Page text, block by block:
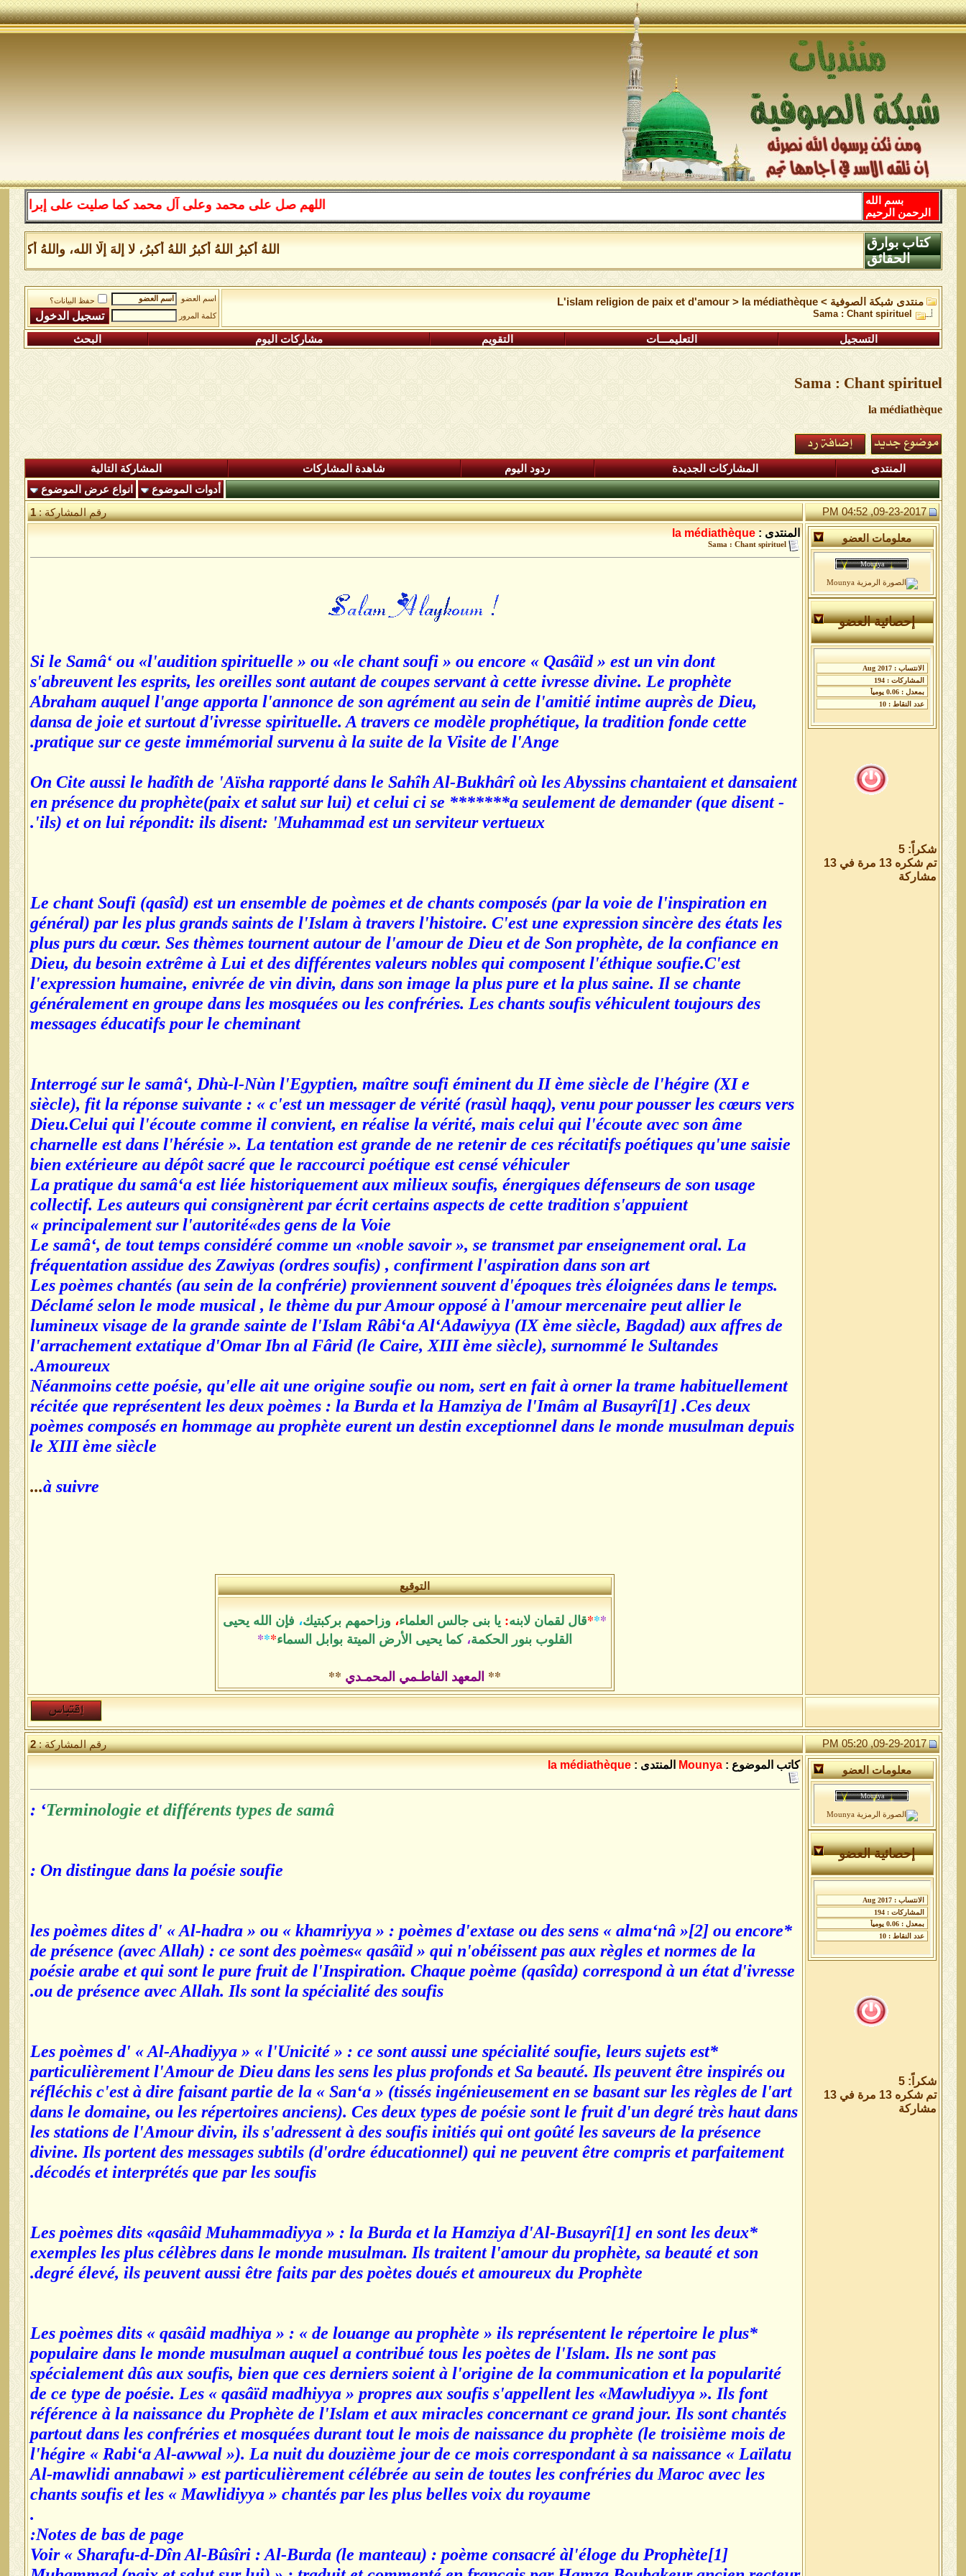
اللهم صل على محمد وعلى آل محمد كما صليت على إبراهيم وعلى آل
بسم الله
الرحمن الرحيم
اللهُ أكبرُ اللهُ أكبرُ اللهُ أكبرُ، لا إلهَ إلَّا الله، واللهُ أكبر
كتاب بوارق
الحقائق
منتدى شبكة الصوفية >
L'islam religion de paix et d'amour > la médiathèque
Sama : Chant spirituel
اسم العضو
حفظ البيانات؟
كلمة المرور
التسجيل التعليمـــات التقويم مشاركات اليوم البحث
Sama : Chant spirituel
la médiathèque
المنتدى المشاركات الجديدة ردود اليوم شاهدة المشاركات
المشاركة التالية
أدوات الموضوع
انواع عرض الموضوع
09-23-2017, 04:52 PM
رقم المشاركة :1
معلومات العضو
إحصائية العضو
شكراً: 5
تم شكره 13 مرة في 13
مشاركة
المنتدى : la médiathèque
Sama : Chant spirituel
Si le Samâ‘ ou «l'audition spirituelle » ou «le chant soufi » ou encore « Qasâïd » est un vin dont
s'abreuvent les esprits, les oreilles sont autant de coupes servant à cette ivresse divine. Le prophète
Abraham auquel l'ange apporta l'annonce de son agrément au sein de l'amitié intime auprès de Dieu,
dansa de joie et surtout d'ivresse spirituelle. A travers ce modèle prophétique, la tradition fonde cette
pratique sur ce geste immémorial survenu à la suite de la Visite de l'Ange.
On Cite aussi le hadîth de 'Aïsha rapporté dans le Sahîh Al-Bukhârî où les Abyssins chantaient et dansaient
en présence du prophète(paix et salut sur lui) et celui ci se *******a seulement de demander (que disent -
ils) et on lui répondit: ils disent: 'Muhammad est un serviteur vertueux'.
Le chant Soufi (qasîd) est un ensemble de poèmes et de chants composés (par la voie de l'inspiration en
général) par les plus grands saints de l'Islam à travers l'histoire. C'est une expression sincère des états les
plus purs du cœur. Ses thèmes tournent autour de l'amour de Dieu et de Son prophète, de la confiance en
Dieu, du besoin extrême à Lui et des différentes valeurs nobles qui composent l'éthique soufie.C'est
l'expression humaine, enivrée de vin divin, dans son image la plus pure et la plus saine. Il se chante
généralement en groupe dans les mosquées ou les confréries. Les chants soufis véhiculent toujours des
messages éducatifs pour le cheminant
Interrogé sur le samâ‘, Dhù-l-Nùn l'Egyptien, maître soufi éminent du II ème siècle de l'hégire (XI e
siècle), fit la réponse suivante : « c'est un messager de vérité (rasùl haqq), venu pour pousser les cœurs vers
Dieu.Celui qui l'écoute comme il convient, en réalise la vérité, mais celui qui l'écoute avec son âme
charnelle est dans l'hérésie ». La tentation est grande de ne retenir de ces récitatifs poétiques qu'une saisie
bien extérieure au dépôt sacré que le raccourci poétique est censé véhiculer
La pratique du samâ‘a est liée historiquement aux milieux soufis, énergiques défenseurs de son usage
collectif. Les auteurs qui consignèrent par écrit certains aspects de cette tradition s'appuient
principalement sur l'autorité«des gens de la Voie »
Le samâ‘, de tout temps considéré comme un «noble savoir », se transmet par enseignement oral. La
fréquentation assidue des Zawiyas (ordres soufis) , confirment l'aspiration dans son art
Les poèmes chantés (au sein de la confrérie) proviennent souvent d'époques très éloignées dans le temps.
Déclamé selon le mode musical , le thème du pur Amour opposé à l'amour mercenaire peut allier le
lumineux visage de la grande sainte de l'Islam Râbi‘a Al‘Adawiyya (IX ème siècle, Bagdad) aux affres de
l'arrachement extatique d'Omar Ibn al Fârid (le Caire, XIII ème siècle), surnommé le Sultandes
Amoureux.
Néanmoins cette poésie, qu'elle ait une origine soufie ou nom, sert en fait à orner la trame habituellement
récitée que représentent les deux poèmes : la Burda et la Hamziya de l'Imâm al Busayrî[1] .Ces deux
poèmes composés en hommage au prophète eurent un destin exceptionnel dans le monde musulman depuis
le XIII ème siècle
à suivre
...
التوقيع
*
*
*قال لقمان لابنه: يا بنى جالس العلماء، وزاحمهم بركبتيك، فإن الله يحيى
القلوب بنور الحكمة، كما يحيى الأرض الميتة بوابل السماء*
*
*
** المعهد الفاطـمي المحمـدي **
09-29-2017, 05:20 PM رقم المشاركة :2
معلومات العضو
إحصائية العضو
شكراً: 5
تم شكره 13 مرة في 13
مشاركة
كاتب الموضوع : Mounya المنتدى : la médiathèque
Terminologie et différents types de samâ
‘ :
On distingue dans la poésie soufie :
*les poèmes dites d' « Al-hadra » ou « khamriyya » : poèmes d'extase ou des sens « alma‘nâ »[2] ou encore
de présence (avec Allah) : ce sont des poèmes« qasâïd » qui n'obéissent pas aux règles et normes de la
poésie arabe et qui sont le pure fruit de l'Inspiration. Chaque poème (qasîda) correspond à un état d'ivresse
ou de présence avec Allah. Ils sont la spécialité des soufis.
*Les poèmes d' « Al-Ahadiyya » « l'Unicité » : ce sont aussi une spécialité soufie, leurs sujets est
particulièrement l'Amour de Dieu dans les sens les plus profonds et Sa beauté. Ils peuvent être inspirés ou
réfléchis c'est à dire faisant partie de la « San‘a » (tissés ingénieusement en se basant sur les règles de l'art
dans le domaine, ou les répertoires anciens). Ces deux types de poésie sont le fruit d'un degré très haut dans
les stations de l'Amour divin, ils s'adressent à des soufis initiés qui ont goûté les saveurs de la présence
divine. Ils portent des messages subtils (d'ordre éducationnel) qui ne peuvent être compris et parfaitement
décodés et interprétés que par les soufis.
*Les poèmes dits «qasâid Muhammadiyya » : la Burda et la Hamziya d'Al-Busayrî[1] en sont les deux
exemples les plus célèbres dans le monde musulman. Ils traitent l'amour du prophète, sa beauté et son
degré élevé, ils peuvent aussi être faits par des poètes doués et amoureux du Prophète.
*Les poèmes dits « qasâid madhiya » : « de louange au prophète » ils représentent le répertoire le plus
populaire dans le monde musulman auquel a contribué tous les poètes de l'Islam. Ils ne sont pas
spécialement dûs aux soufis, bien que ces derniers soient à l'origine de la communication et la popularité
de ce type de poésie. Les « qasâïd madhiyya » propres aux soufis s'appellent les «Mawludiyya ». Ils font
référence à la naissance du Prophète de l'Islam et aux miracles concernant ce grand jour. Ils sont chantés
partout dans les confréries et mosquées durant tout le mois de naissance du prophète (le troisième mois de
l'hégire « Rabi‘a Al-awwal »). La nuit du douzième jour de ce mois correspondant à sa naissance « Laïlatu
Al-mawlidi annabawi » est particulièrement célébrée au sein de toutes les confréries du Maroc avec les
chants soufis et les « Mawlidiyya » chantés par les plus belles voix du royaume
.
Notes de bas de page:
[1]Voir « Sharafu-d-Dîn Al-Bûsîri : Al-Burda (le manteau) : poème consacré àl'éloge du Prophète